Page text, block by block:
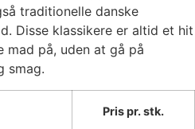
traditionelle danske
Disse klassikere er altid et hit
mad på, uden at gå på
smag.
Pris pr. stk.